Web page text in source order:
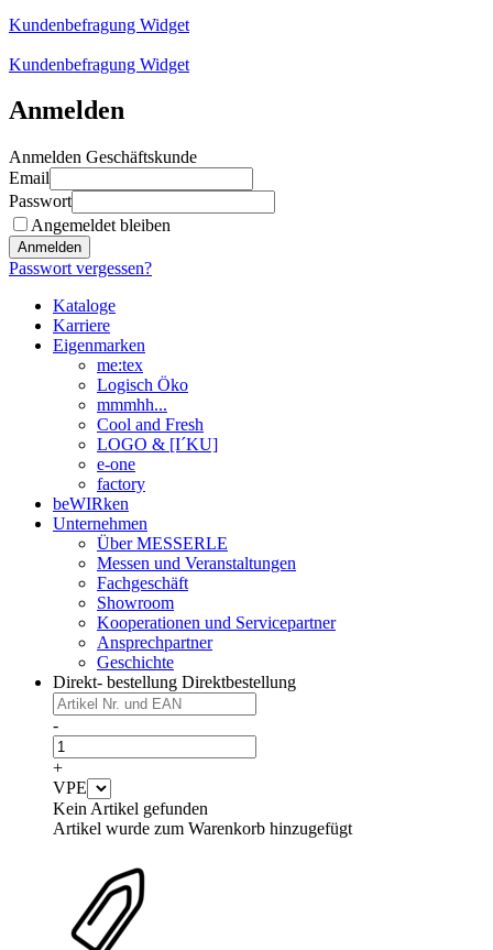
Kundenbefragung Widget
Kundenbefragung Widget
Anmelden
Anmelden Geschäftskunde
Email
Passwort
Angemeldet bleiben
Anmelden
Passwort vergessen?
Kataloge
Karriere
Eigenmarken
me:tex
Logisch Öko
mmmhh...
Cool and Fresh
LOGO & [I´KU]
e-one
factory
beWIRken
Unternehmen
Über MESSERLE
Messen und Veranstaltungen
Fachgeschäft
Showroom
Kooperationen und Servicepartner
Ansprechpartner
Geschichte
Direkt- bestellung Direktbestellung
-
+
VPE
Kein Artikel gefunden
Artikel wurde zum Warenkorb hinzugefügt